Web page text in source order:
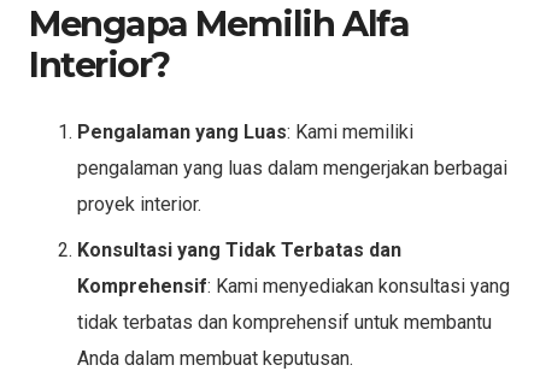
Mengapa Memilih Alfa
Interior?
Pengalaman yang Luas: Kami memiliki
pengalaman yang luas dalam mengerjakan berbagai
proyek interior.
Konsultasi yang Tidak Terbatas dan
Komprehensif: Kami menyediakan konsultasi yang
tidak terbatas dan komprehensif untuk membantu
Anda dalam membuat keputusan.